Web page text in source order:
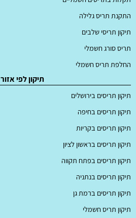
התקנת תריס גלילה
תיקון תריסי שלבים
תריס סורג חשמלי
החלפת תריס חשמלי
תיקון לפי אזור
תיקון תריסים בירושלים
תיקון תריסים בחיפה
תיקון תריסים בקריות
תיקון תריסים בראשון לציון
תיקון תריסים בפתח תקווה
תיקון תריסים בנתניה
תיקון תריסים ברמת גן
תיקון תריס חשמלי